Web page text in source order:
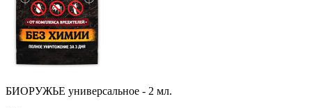
БИОРУЖЬЕ универсальное - 2 мл.